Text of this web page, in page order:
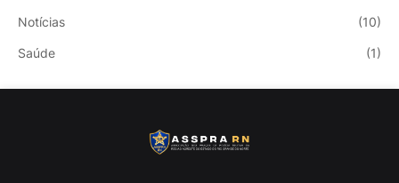
Notícias (10)
Saúde (1)